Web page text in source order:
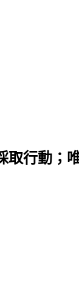
行動；